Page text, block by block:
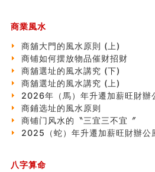
居家風水懶人包！房子煞氣怎麼
這樣風水的房子別�
南半球的八字如何推排
玄空本义(六)
额相与命运
风水先生林琅仙的传说
从痣看相
姓名陰陽配置的凶吉
六爻測住宅風水 (四)
玄空本义 (五)
财务办公室风水布局
玄空本义 (四)
商業風水
商舖大門的風水原則 (上)
商铺如何摆放物品催财招财
商舖選址的風水講究 (下)
商舖選址的風水講究 (上)
2026年（馬）年升遷加薪旺財辦
商鋪选址的風水原则
商铺门风水的〝三宜三不宜〞
2025（蛇）年升遷加薪旺財辦公
八字算命